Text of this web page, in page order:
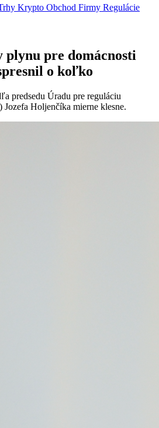
Krypto Obchod Firmy Regulácie
plynu pre domácnosti
o koľko
predsedu Úradu pre reguláciu
Holjenčíka mierne klesne.